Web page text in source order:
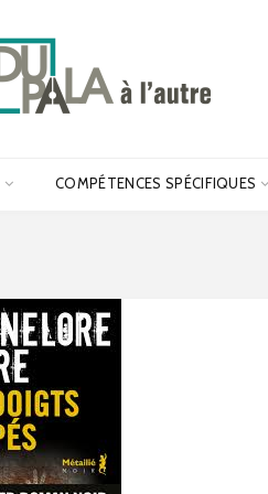
COMPÉTENCES SPÉCIFIQUES